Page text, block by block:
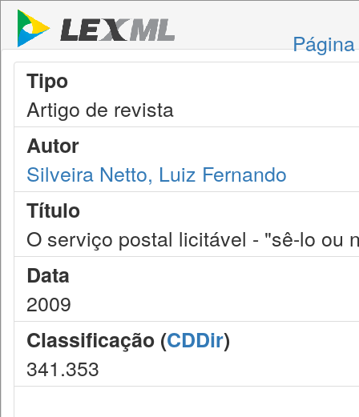
Tipo
Artigo de revista
Autor
Silveira Netto, Luiz Fernando
Título
O serviço postal licitável - "sê-lo ou
Data
2009
Classificação (CDDir)
341.353